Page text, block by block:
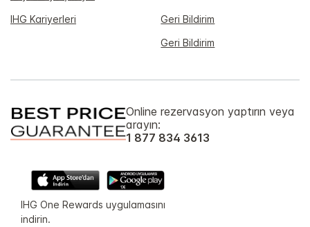
IHG Kariyerleri
Geri Bildirim
Geri Bildirim
Online rezervasyon yaptırın veya
arayın:
1 877 834 3613
IHG One Rewards uygulamasını
indirin.